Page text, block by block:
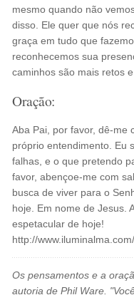
mesmo quando não
disso. Ele quer que nós
graça em tudo que
reconhecemos sua
caminhos são mais retos
Oração:
Aba Pai, por favor, dê-me
próprio entendimento. Eu
falhas, e o que pretendo
favor, abençoe-me com
busca de viver para o
hoje. Em nome de Jesus.
espetacular de hoje!
http://
Os pensamentos e a
autoria de Phil Ware.